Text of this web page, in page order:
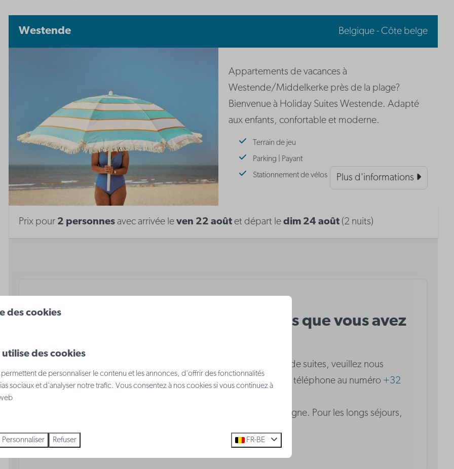
Westende Belgique - Côte belge
Appartements de vacances à
Westende/Middelkerke près de la plage?
Bienvenue à Holiday Suites Westende. Adapté
aux enfants, confortable et moderne.
Terrain de jeu
Parking | Payant
Stationnement de vélos
Plus d'informations
Prix pour 2 personnes avec arrivée leven 22 août et départ ledim 24 août (2 nuits)
Il n'y a pas de disponibilité aux dates que vous avez
La réservation pour une nuit est possible sur un nombre limité de suites, veuillez nous
contacter par chat, par courriel à
info@holidaysuites.be ou par téléphone au numéro +32
Les réservations de plus de 30 nuits ne sont pas possibles en ligne. Pour les longs séjours,
des cookies
utilise des cookies
permettent de personnaliser le contenu et les annonces, d'offrir des fonctionnalités
sociaux et d'analyser notre trafic. Vous consentez à nos cookies si vous continuez à
Personnaliser Refuser FR-BE